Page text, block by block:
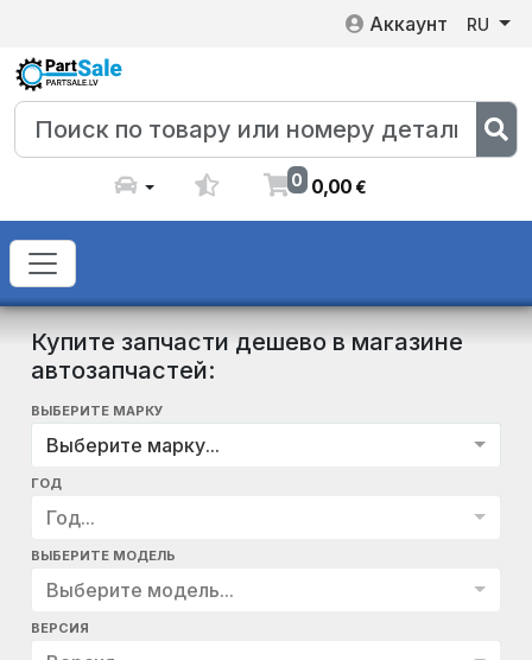
Аккаунт RU
0 0,00€
Купите запчасти дешево в магазине
автозапчастей:
ВЫБЕРИТЕ МАРКУ
Выберите марку...
ГОД
Год...
ВЫБЕРИТЕ МОДЕЛЬ
Выберите модель...
ВЕРСИЯ